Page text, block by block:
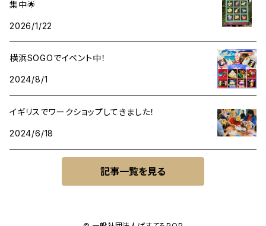
集中🌟
2026/1/22
横浜SOGOでイベント中！
2024/8/1
イギリスでワークショップしてきました！
2024/6/18
記事一覧を見る